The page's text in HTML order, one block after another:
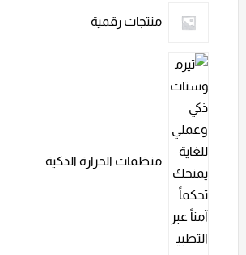
منتجات رقمية
منظمات الحرارة الذكية